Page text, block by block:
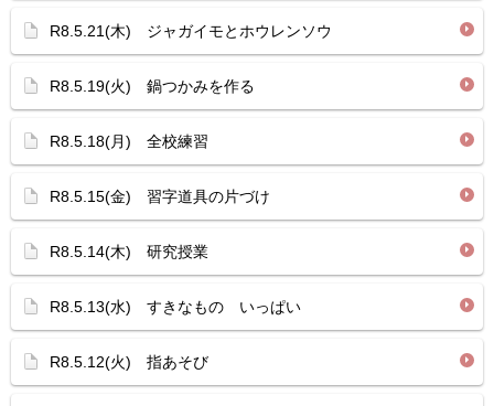
R8.5.21(木) ジャガイモとホウレンソウ
R8.5.19(火) 鍋つかみを作る
R8.5.18(月) 全校練習
R8.5.15(金) 習字道具の片づけ
R8.5.14(木) 研究授業
R8.5.13(水) すきなもの いっぱい
R8.5.12(火) 指あそび